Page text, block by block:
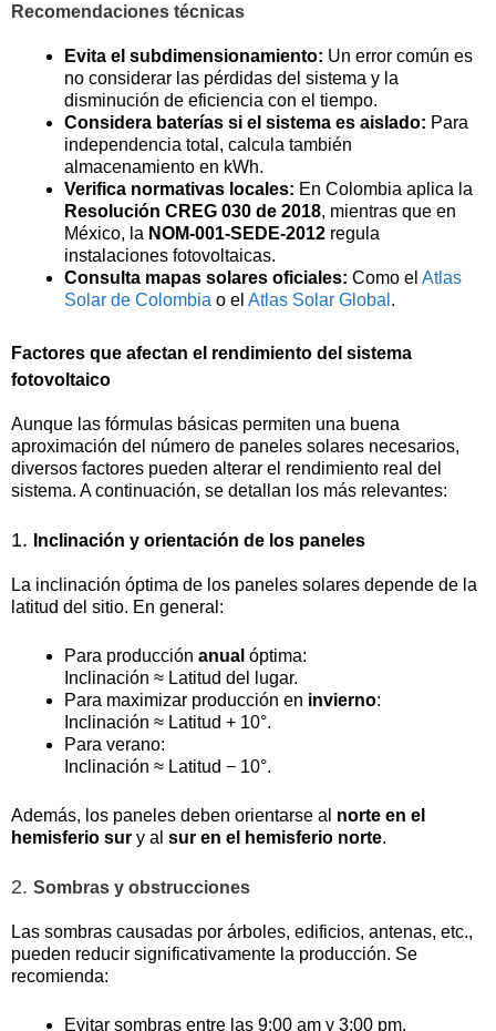
Recomendaciones técnicas
Evita el subdimensionamiento: Un error común es
no considerar las pérdidas del sistema y la
disminución de eficiencia con el tiempo.
Considera baterías si el sistema es aislado: Para
independencia total, calcula también
almacenamiento en kWh.
Verifica normativas locales: En Colombia aplica la
Resolución CREG 030 de 2018, mientras que en
México, la NOM-001-SEDE-2012 regula
instalaciones fotovoltaicas.
Consulta mapas solares oficiales: Como el Atlas
Solar de Colombia o el Atlas Solar Global .
Factores que afectan el rendimiento del sistema
fotovoltaico
Aunque las fórmulas básicas permiten una buena
aproximación del número de paneles solares necesarios,
diversos factores pueden alterar el rendimiento real del
sistema. A continuación, se detallan los más relevantes:
1. Inclinación y orientación de los paneles
La inclinación óptima de los paneles solares depende de la
latitud del sitio. En general:
Para producción anual óptima:
Inclinación ≈ Latitud del lugar.
Para maximizar producción en invierno:
Inclinación ≈ Latitud + 10°.
Para verano:
Inclinación ≈ Latitud − 10°.
Además, los paneles deben orientarse al norte en el
hemisferio sur y al sur en el hemisferio norte.
2. Sombras y obstrucciones
Las sombras causadas por árboles, edificios, antenas, etc.,
pueden reducir significativamente la producción. Se
recomienda:
Evitar sombras entre las 9:00 am y 3:00 pm.